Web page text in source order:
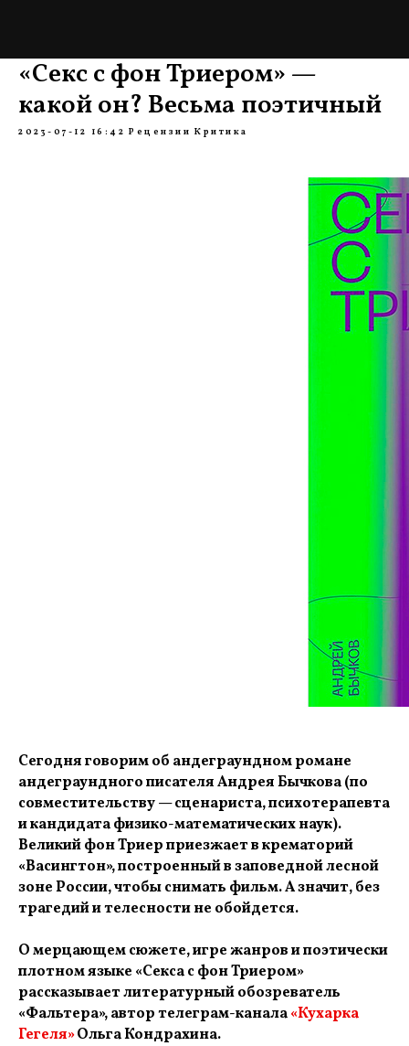
«Секс с фон Триером» —
какой он? Весьма поэтичный
2023-07-12 16:42 Рецензии Критика
Сегодня говорим об андеграундном романе
андеграундного писателя Андрея Бычкова (по
совместительству — сценариста, психотерапевта
и кандидата физико-математических наук).
Великий фон Триер приезжает в крематорий
«Васингтон», построенный в заповедной лесной
зоне России, чтобы снимать фильм. А значит, без
трагедий и телесности не обойдется.
О мерцающем сюжете, игре жанров и поэтически
плотном языке «Секса с фон Триером»
рассказывает литературный обозреватель
«Фальтера», автор телеграм-канала«Кухарка
Гегеля»Ольга Кондрахина.